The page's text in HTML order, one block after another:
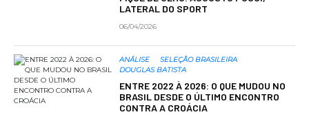
LATERAL DO SPORT
06/04/2026
ANÁLISE
SELEÇÃO BRASILEIRA
DOUGLAS BATISTA
ENTRE 2022 À 2026: O QUE MUDOU NO
BRASIL DESDE O ÚLTIMO ENCONTRO
CONTRA A CROÁCIA